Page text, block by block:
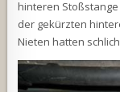
hinteren
der gekürzten
Nieten hatten